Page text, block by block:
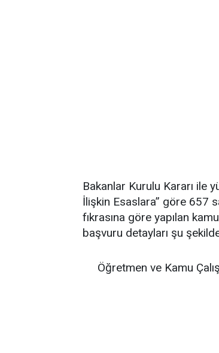
Bakanlar Kurulu Kararı ile
İlişkin Esaslara” göre 657
fıkrasına göre yapılan
başvuru detayları şu
Öğretmen ve Kamu